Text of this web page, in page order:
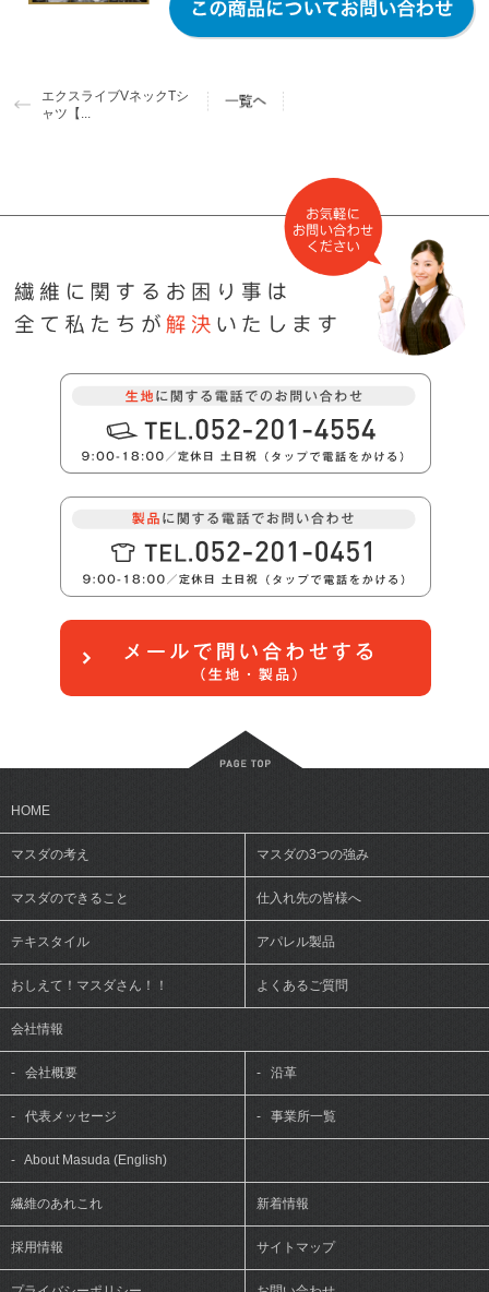
エクスライブVネックTシ
ャツ【...
HOME
マスダの考え マスダの3つの強み
マスダのできること 仕入れ先の皆様へ
テキスタイル アパレル製品
おしえて！マスダさん！！ よくあるご質問
会社情報
- 会社概要 - 沿革
- 代表メッセージ - 事業所一覧
- About Masuda (English)
繊維のあれこれ 新着情報
採用情報 サイトマップ